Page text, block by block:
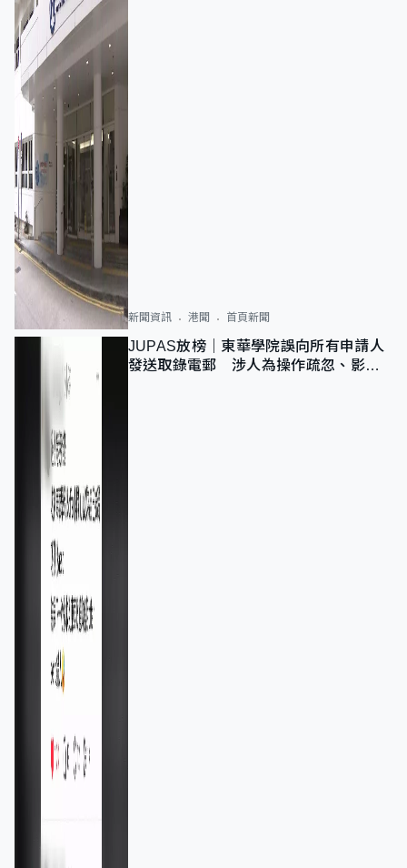
新聞資訊 港聞 首頁新聞
JUPAS放榜｜東華學院誤向所有申請人
發送取錄電郵 涉人為操作疏忽、影響